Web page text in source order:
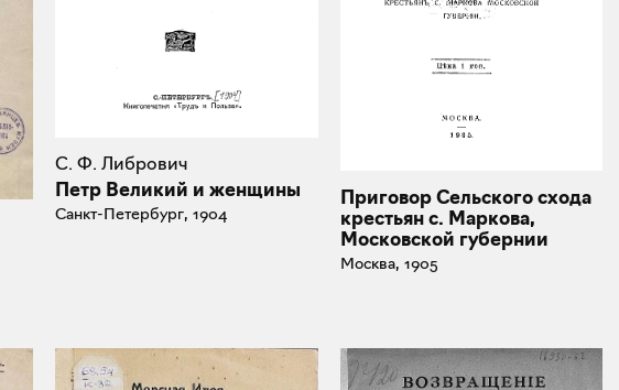
С. Ф. Либрович
Петр Великий и женщины
Санкт-Петербург, 1904
Приговор Сельского схода
крестьян с. Маркова,
Московской губернии
Москва, 1905